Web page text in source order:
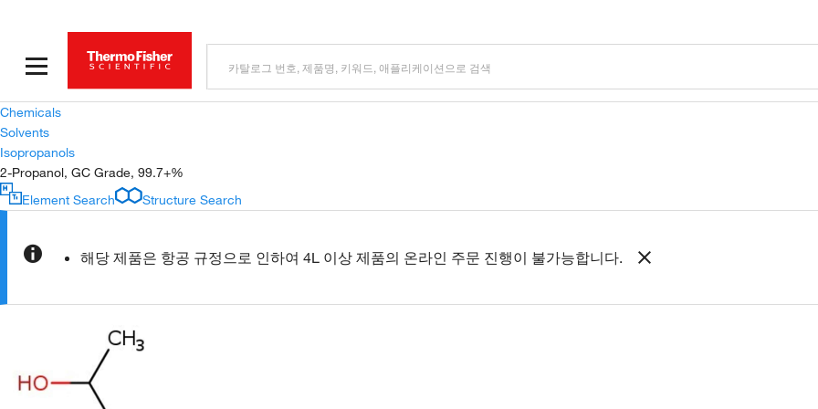
Chemicals
Solvents
Isopropanols
2-Propanol, GC Grade, 99.7+%
Element Search
Structure Search
해당 제품은 항공 규정으로 인하여 4L 이상 제품의 온라인 주문 진행이 불가능합니다.